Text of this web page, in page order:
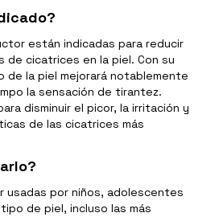
están indicadas para reducir
cicatrices en la piel. Con su
la piel mejorará notablemente
la sensación de tirantez.
disminuir el picor, la irritación y
de las cicatrices más
usadas por niños, adolescentes
de piel, incluso las más